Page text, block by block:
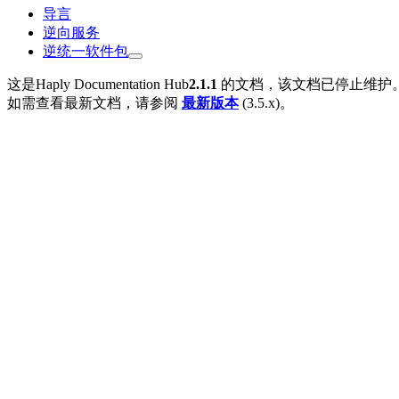
导言
逆向服务
逆统一软件包
这是Haply Documentation Hub2.1.1 的文档，该文档已停止维护
如需查看最新文档，请参阅 最新版本(3.5.x)。